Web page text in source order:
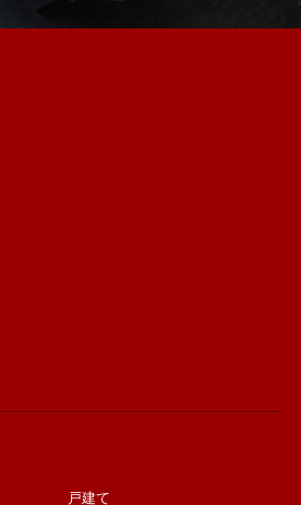
戸建て